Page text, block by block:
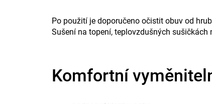
Po použití je doporučeno očistit obuv od
Sušení na topení, teplovzdušných
Komfortní